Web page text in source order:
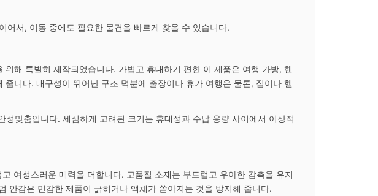
어서, 이동 중에도 필요한 물건을 빠르게 찾을 수 있습니다.
위해 특별히 제작되었습니다. 가볍고 휴대하기 편한 이 제품은 여행 가방, 핸
니다. 내구성이 뛰어난 구조 덕분에 출장이나 휴가 여행은 물론, 집이나 헬
맞춤입니다. 세심하게 고려된 크기는 휴대성과 수납 용량 사이에서 이상적
여성스러운 매력을 더합니다. 고품질 소재는 부드럽고 우아한 감촉을 유지
안감은 민감한 제품이 긁히거나 액체가 쏟아지는 것을 방지해 줍니다.